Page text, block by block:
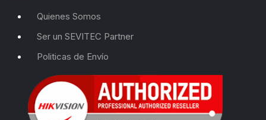
Quienes Somos
Ser un SEVITEC Partner
Politicas de Envío